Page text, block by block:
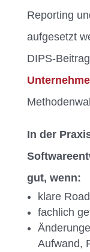
Reporting
aufgesetzt
DIPS-Beitrag
In der
gut, wenn:
klare
fachlich
Aufwand,